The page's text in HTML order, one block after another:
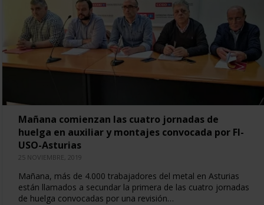
Mañana comienzan las cuatro jornadas de
huelga en auxiliar y montajes convocada por FI-
USO-Asturias
25 NOVIEMBRE, 2019
Mañana, más de 4.000 trabajadores del metal en Asturias
están llamados a secundar la primera de las cuatro jornadas
de huelga convocadas por una revisión…